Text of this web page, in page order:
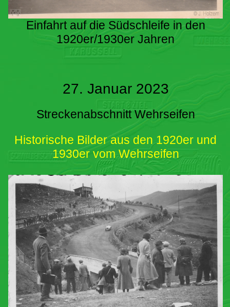
Einfahrt auf die Südschleife in den
1920er/1930er Jahren
27. Januar 2023
Streckenabschnitt Wehrseifen
Historische Bilder aus den 1920er und
1930er vom Wehrseifen